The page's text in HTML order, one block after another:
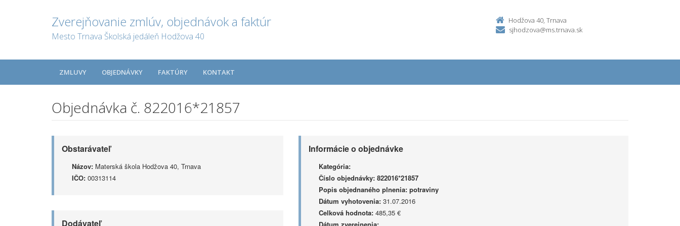
Zverejňovanie zmlúv, objednávok a faktúr
Mesto Trnava Školská jedáleň Hodžova 40
Hodžova 40, Trnava
sjhodzova@ms.trnava.sk
ZMLUVY OBJEDNÁVKY FAKTÚRY KONTAKT
Objednávka č. 822016*21857
Obstarávateľ
Názov: Materská škola Hodžova 40, Trnava
IČO: 00313114
Dodávateľ
Informácie o objednávke
Kategória:
Číslo objednávky: 822016*21857
Popis objednaného plnenia: potraviny
Dátum vyhotovenia:31.07.2016
Celková hodnota:485,35 €